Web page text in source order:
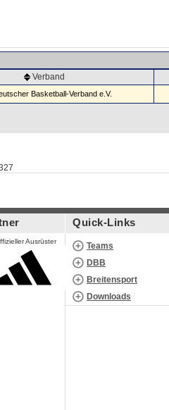
Verband
Basketball-Verband e.V.
Ausrüster
Quick-Links
Teams
DBB
Breitensport
Downloads